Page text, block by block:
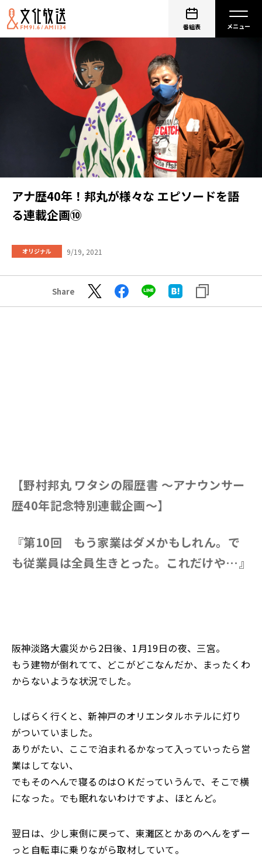
番組表
アナ歴40年！邦丸が様々な エピソードを語
る連載企画⑩
オリジナル 9/19, 2021
Share
【野村邦丸 ワタシの履歴書 ～アナウンサー
歴40年記念特別連載企画～】
『第10回 もう家業はダメかもしれん。で
も従業員は全員生きとった。これだけや…』
阪神淡路大震災から2日後、1月19日の夜、三宮。
もう建物が倒れてて、どこがどこなんだか、まったくわ
からないような状況でした。
しばらく行くと、新神戸のオリエンタルホテルに灯り
がついていました。
ありがたい、ここで泊まれるかなって入っていったら営
業はしてない、
でもそのへんで寝るのはＯＫだっていうんで、そこで横
になった。でも眠れないわけですよ、ほとんど。
翌日は、少し東側に戻って、東灘区とかあのへんをずー
っと自転車に乗りながら取材していて。